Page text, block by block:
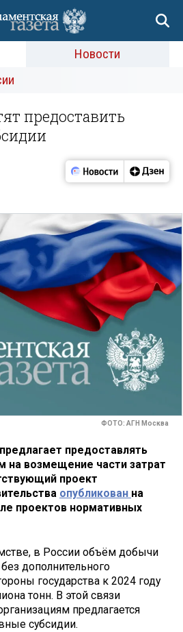
Новости
предоставить
ФОТО: АГН Москва
предоставлять
на возмещение части затрат
проект
опубликован на
проектов нормативных
в России объём добычи
дополнительного
государства к 2024 году
тонн. В этой связи
предлагается
субсидии.